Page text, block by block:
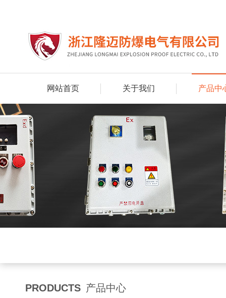
网站首页 关于我们 产品中
PRODUCTS 产品中心